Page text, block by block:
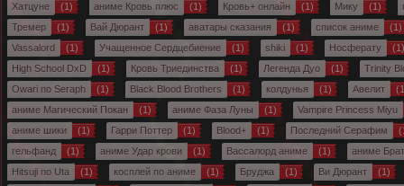
Хатцуне
(1) аниме Кровь плюс (1) Кровь+ онлайн (1) Мику (1)
Тремер
(1) Вай Дюрант (1) аватары сказания (1) список аниме
(1)
Vassalord
(1) Учащенное Сердцебиение (1) shiki (1) Носферату
(1)
High School DxD
(1) Кровь Триединства (1) Легенда Дуо (1)
Trinity
Owari no Seraph
(1) Black Blood Brothers (1) колдунья (1) Авелит
аниме Магический Покан
(1) аниме Фаза Луны (1)
Vampire Princess Miyu
аниме шики
(1) Гарри Поттер (1) Blood+ (1) Последний Серафим
гельфанд
(1) аниме Удар крови (1) Вассалорд аниме (1)
аниме
Hitsuji no Uta
(1) косплей по аниме (1) Бруджа (1) Ви Дюрант
(1)